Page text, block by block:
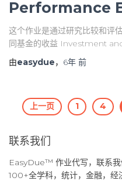
Performance
这个作业是通过研究比较和评
同基金的收益 Investment
由easydue， 6年 前
文
章
导
上一页 1 4
联系我们
EasyDue™ 作业代写，联系我
100+全学科，统计，金融，经